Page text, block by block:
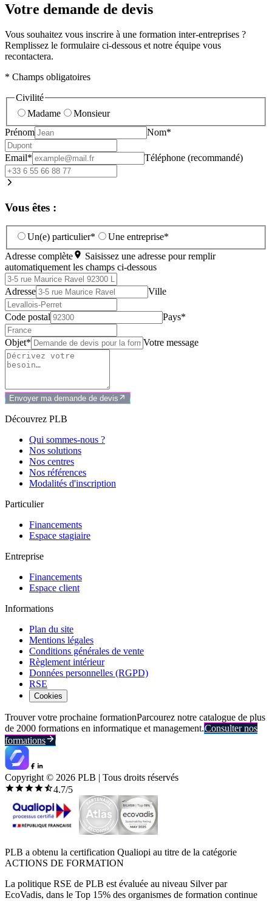
Votre demande de devis
Vous souhaitez vous inscrire à une formation inter-entreprises ?
Remplissez le formulaire ci-dessous et notre équipe vous
recontactera.
* Champs obligatoires
Civilité
Madame
Monsieur
Prénom
Nom*
Email* Téléphone (recommandé)
Vous êtes :
Un(e) particulier*
Une entreprise*
Adresse complète
Saisissez une adresse pour remplir
automatiquement les champs ci-dessous
Adresse Ville
Code postal Pays*
Objet* Votre message
Envoyer ma demande de devis
Découvrez PLB
Qui sommes-nous ?
Nos solutions
Nos centres
Nos références
Modalités d'inscription
Particulier
Financements
Espace stagiaire
Entreprise
Financements
Espace client
Informations
Plan du site
Mentions légales
Conditions générales de vente
Règlement intérieur
Données personnelles (RGPD)
RSE
Cookies
Trouver votre prochaine formationParcourez notre catalogue de plus
de 2000 formations en informatique et management.Consulter nos
formations
Copyright © 2026 PLB | Tous droits réservés
4.7/5
PLB a obtenu la certification Qualiopi au titre de la catégorie
ACTIONS DE FORMATION
La politique RSE de PLB est évaluée au niveau Silver par
EcoVadis, dans le Top 15% des organismes de formation continue